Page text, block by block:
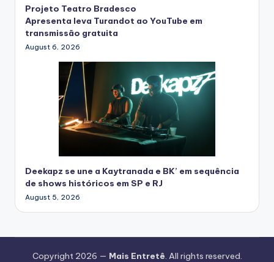
Projeto Teatro Bradesco
Apresenta leva Turandot ao YouTube em
transmissão gratuita
August 6, 2026
Deekapz se une a Kaytranada e BK’ em sequência
de shows históricos em SP e RJ
August 5, 2026
Copyright 2026 — Mais Entretê. All rights reserved.